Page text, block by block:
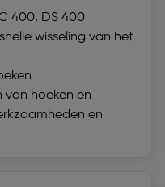
400, DS 400
wisseling van het
van hoeken en
en